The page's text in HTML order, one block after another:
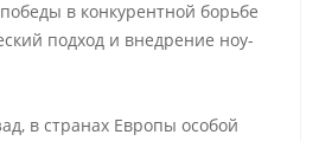
в конкурентной борьбе
подход и внедрение ноу-
в странах Европы особой